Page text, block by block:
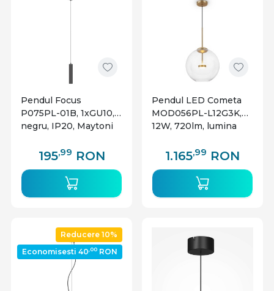
Pendul Focus
P075PL-01B, 1xGU10,
negru, IP20, Maytoni
195,99 RON
Pendul LED Cometa
MOD056PL-L12G3K,
12W, 720lm, lumina
auriu+transparent,
1.165,99 RON
Reducere 10%
Economisesti 40,00 RON